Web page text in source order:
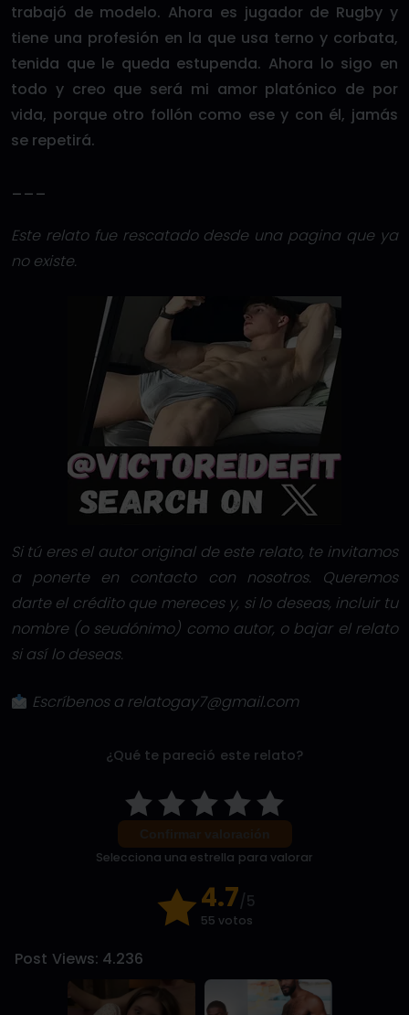
trabajó de modelo. Ahora es jugador de Rugby y
tiene una profesión en la que usa terno y corbata,
tenida que le queda estupenda. Ahora lo sigo en
todo y creo que será mi amor platónico de por
vida, porque otro follón como ese y con él, jamás
se repetirá.
___
Este relato fue rescatado desde una pagina que ya
no existe.
Si tú eres el autor original de este relato, te invitamos
a ponerte en contacto con nosotros. Queremos
darte el crédito que mereces y, si lo deseas, incluir tu
nombre (o seudónimo) como autor, o bajar el relato
si así lo deseas.
Escríbenos a relatogay7@gmail.com
¿Qué te pareció este relato?
Selecciona una estrella para valorar
4.7/5
55 votos
Post Views: 4.236